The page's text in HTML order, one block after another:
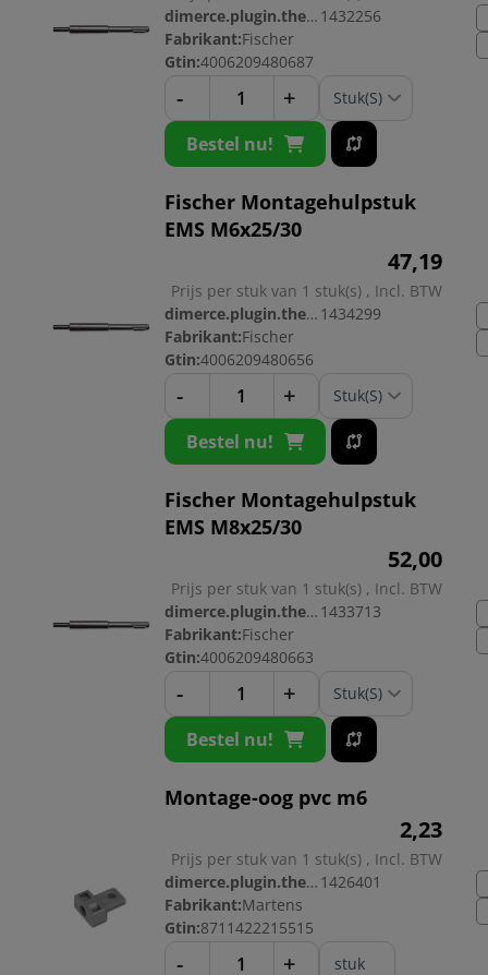
dimerce.plugin.theme.productnr: 1432256
Fabrikant:Fischer
Gtin:4006209480687
- +
Bestel nu!
Fischer Montagehulpstuk
EMS M6x25/30
47,19
Prijs per stuk van 1 stuk(s) , Incl. BTW
dimerce.plugin.theme.productnr: 1434299
Fabrikant:Fischer
Gtin:4006209480656
- +
Bestel nu!
Fischer Montagehulpstuk
EMS M8x25/30
52,00
Prijs per stuk van 1 stuk(s) , Incl. BTW
dimerce.plugin.theme.productnr: 1433713
Fabrikant:Fischer
Gtin:4006209480663
- +
Bestel nu!
Montage-oog pvc m6
2,23
Prijs per stuk van 1 stuk(s) , Incl. BTW
dimerce.plugin.theme.productnr: 1426401
Fabrikant:Martens
Gtin:8711422215515
- + stuk